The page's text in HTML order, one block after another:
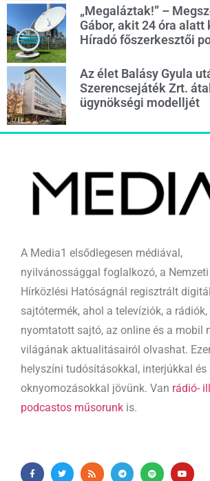
„Megaláztak!” –
Gábor, akit 24 óra alatt
Híradó főszerkesztői
Az élet Balásy Gyula
Szerencsejáték Zrt.
ügynökségi modelljét
A Media1 elsődlegesen médiával,
nyilvánossággal foglalkozó, a
Hírközlési Hatóságnál regisztrált
sajtótermék, ahol a televíziók, a rádiók,
nyomtatott sajtó, az online és a mobil
világának aktualitásairól olvashat.
helyszíni tudósításokkal, interjúkkal és
oknyomozásokkal jövünk. Van rádió-
podcastos műsorunk is.